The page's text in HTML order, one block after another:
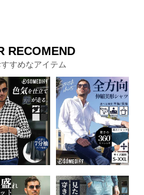
RECOMEND
すめなアイテム